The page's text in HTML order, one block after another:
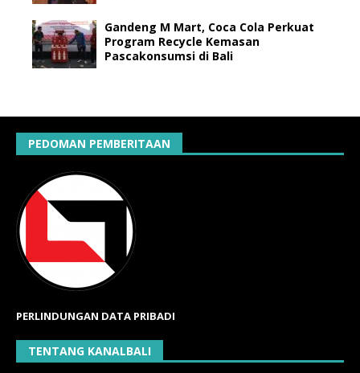
Gandeng M Mart, Coca Cola Perkuat
Program Recycle Kemasan
Pascakonsumsi di Bali
PEDOMAN PEMBERITAAN
PERLINDUNGAN DATA PRIBADI
TENTANG KANALBALI